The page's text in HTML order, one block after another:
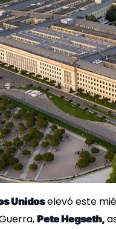
Unidoselevó este
Pete Hegseth,